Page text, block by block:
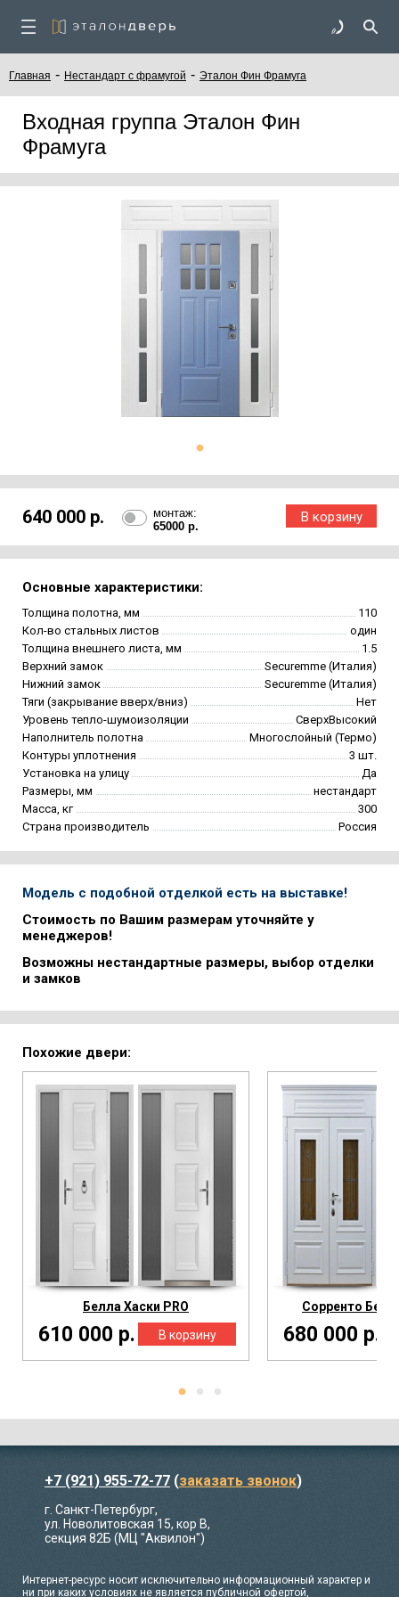
Главная - Нестандарт с фрамугой - Эталон Фин Фрамуга
Входная группа Эталон Фин
Фрамуга
640 000 р.
монтаж:
65000 р.
Основные характеристики:
Толщина полотна, мм
110
Кол-во стальных листов
один
Толщина внешнего листа, мм
1.5
Верхний замок
Securemme (Италия)
Нижний замок
Securemme (Италия)
Тяги (закрывание вверх/вниз)
Нет
Уровень тепло-шумоизоляции
СверхВысокий
Наполнитель полотна
Многослойный (Термо)
Контуры уплотнения
3 шт.
Установка на улицу
Да
Размеры, мм
нестандарт
Масса, кг
300
Страна производитель
Россия
Модель с подобной отделкой есть на выставке!
Стоимость по Вашим размерам уточняйте у
менеджеров!
Возможны нестандартные размеры, выбор отделки
и замков
Похожие двери:
Белла Хаски PRO
610 000 р.
Сорренто
680 000 р.
+7 (921) 955-72-77 (заказать звонок)
г. Санкт-Петербург,
ул. Новолитовская 15, кор В,
секция 82Б (МЦ "Аквилон")
Интернет-ресурс носит исключительно информационный характер и
ни при каких условиях не является публичной офертой,